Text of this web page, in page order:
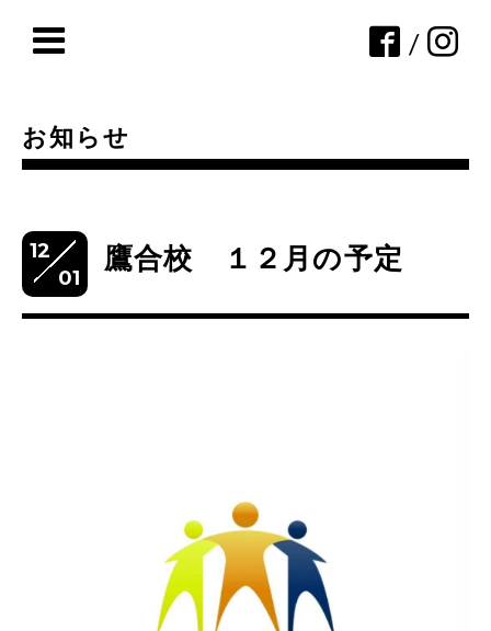
/
お知らせ
12
01
鷹合校 １２月の予定